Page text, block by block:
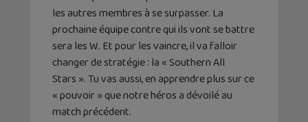
les autres membres à se surpasser. La
prochaine équipe contre qui ils vont se battre
sera les W. Et pour les vaincre, il va falloir
changer de stratégie : la « Southern All
Stars ». Tu vas aussi, en apprendre plus sur ce
« pouvoir » que notre héros a dévoilé au
match précédent.